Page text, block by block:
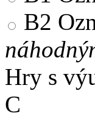
B2
Hry s
C